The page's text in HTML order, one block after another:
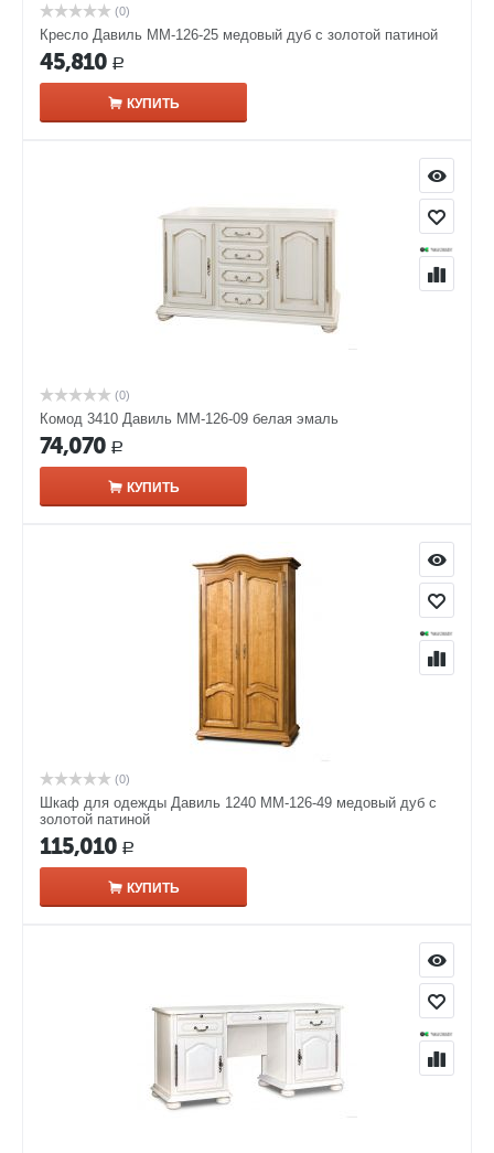
(0)
Кресло Давиль ММ-126-25 медовый дуб с золотой патиной
45,810 Р
КУПИТЬ
(0)
Комод 3410 Давиль ММ-126-09 белая эмаль
74,070 Р
КУПИТЬ
(0)
Шкаф для одежды Давиль 1240 ММ-126-49 медовый дуб с
золотой патиной
115,010 Р
КУПИТЬ